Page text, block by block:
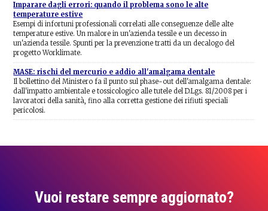
Imparare dagli errori: quando il problema sono le alte
temperature estive
Esempi di infortuni professionali correlati alle conseguenze delle alte
temperature estive. Un malore in un'azienda tessile e un decesso in
un'azienda tessile. Spunti per la prevenzione tratti da un decalogo del
progetto Worklimate.
MASE: rischi del mercurio e addio all'amalgama dentale
Il bollettino del Ministero fa il punto sul phase-out dell'amalgama dentale:
dall'impatto ambientale e tossicologico alle tutele del D.Lgs. 81/2008 per i
lavoratori della sanità, fino alla corretta gestione dei rifiuti speciali
pericolosi.
Vuoi restare sempre aggiornato?